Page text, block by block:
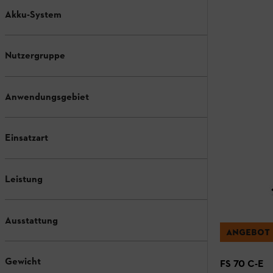
Akku-System
Nutzergruppe
Anwendungsgebiet
Einsatzart
Leistung
Ausstattung
Gewicht
ANGEBOT
FS 70 C-E